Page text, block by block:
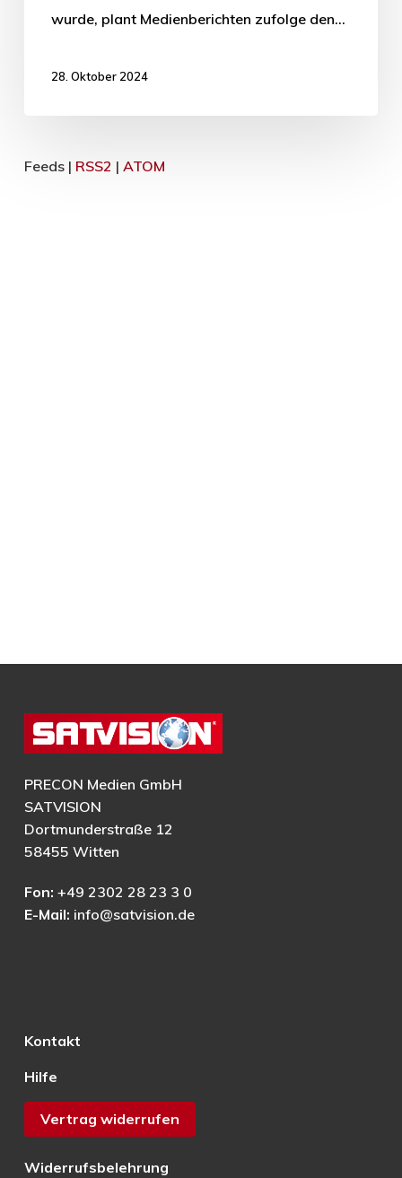
wurde, plant Medienberichten zufolge den…
28. Oktober 2024
Feeds | RSS2 | ATOM
PRECON Medien GmbH
SATVISION
Dortmunderstraße 12
58455 Witten
Fon: +49 2302 28 23 3 0
E-Mail: info@satvision.de
Kontakt
Hilfe
Vertrag widerrufen
Widerrufsbelehrung